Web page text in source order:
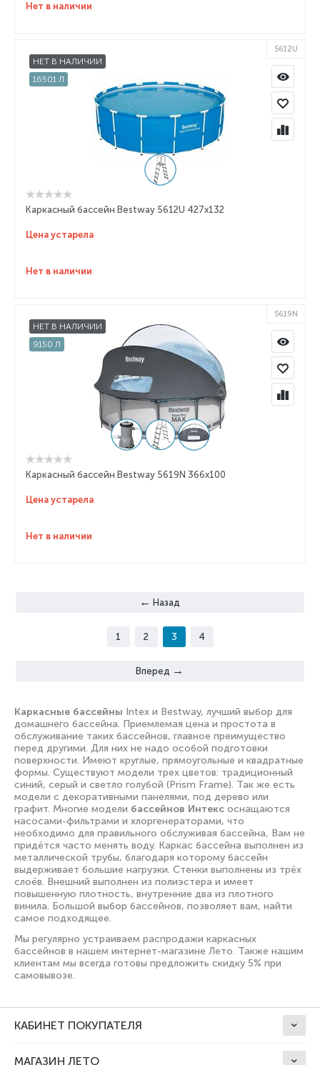
Нет в наличии
НЕТ В НАЛИЧИИ
16501 Л
5612U
Каркасный бассейн Bestway 5612U 427x132
Цена устарела
Нет в наличии
НЕТ В НАЛИЧИИ
9150 Л
5619N
Каркасный бассейн Bestway 5619N 366x100
Цена устарела
Нет в наличии
Назад
1 2 3 4
Вперед
Каркасные бассейны Intex и Bestway, лучший выбор для
домашнего бассейна. Приемлемая цена и простота в
обслуживание таких бассейнов, главное преимущество
перед другими. Для них не надо особой подготовки
поверхности. Имеют круглые, прямоугольные и квадратные
формы. Существуют модели трех цветов: традиционный
синий, серый и светло голубой (Prism Frame). Так же есть
модели с декоративными панелями, под дерево или
графит. Многие модели бассейнов Интекс оснащаются
насосами-фильтрами и хлоргенераторами, что
необходимо для правильного обслуживая бассейна, Вам не
придётся часто менять воду. Каркас бассейна выполнен из
металлической трубы, благодаря которому бассейн
выдерживает большие нагрузки. Стенки выполнены из трёх
слоёв. Внешний выполнен из полиэстера и имеет
повышенную плотность, внутренние два из плотного
винила. Большой выбор бассейнов, позволяет вам, найти
самое подходящее.
Мы регулярно устраиваем распродажи каркасных
бассейнов в нашем интернет-магазине Лето. Также нашим
клиентам мы всегда готовы предложить скидку 5% при
самовывозе.
КАБИНЕТ ПОКУПАТЕЛЯ
МАГАЗИН ЛЕТО